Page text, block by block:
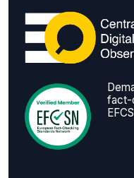
fact-